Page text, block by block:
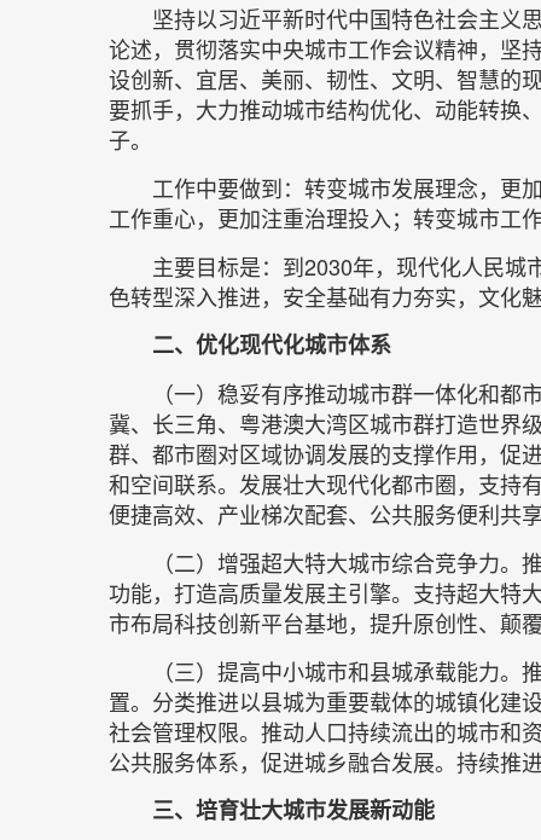
坚持以习近平新时代中国特色社会主义
论述，贯彻落实中央城市工作会议精神，坚
设创新、宜居、美丽、韧性、文明、智慧的
要抓手，大力推动城市结构优化、动能转换
子。
工作中要做到：转变城市发展理念，更
工作重心，更加注重治理投入；转变城市工
主要目标是：到2030年，现代化人民
色转型深入推进，安全基础有力夯实，文化
二、优化现代化城市体系
（一）稳妥有序推动城市群一体化和
冀、长三角、粤港澳大湾区城市群打造世界
群、都市圈对区域协调发展的支撑作用，促
和空间联系。发展壮大现代化都市圈，支持
便捷高效、产业梯次配套、公共服务便利共
（二）增强超大特大城市综合竞争力
功能，打造高质量发展主引擎。支持超大特
市布局科技创新平台基地，提升原创性、颠
（三）提高中小城市和县城承载能力
置。分类推进以县城为重要载体的城镇化建
社会管理权限。推动人口持续流出的城市和
公共服务体系，促进城乡融合发展。持续推
三、培育壮大城市发展新动能